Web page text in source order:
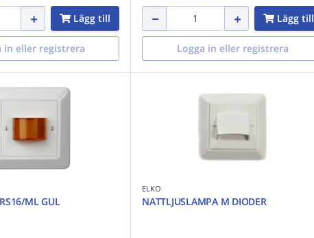
Lägg till
in eller registrera
Lägg till
Logga in eller registrera
ML GUL
ELKO
NATTLJUSLAMPA M DIODER